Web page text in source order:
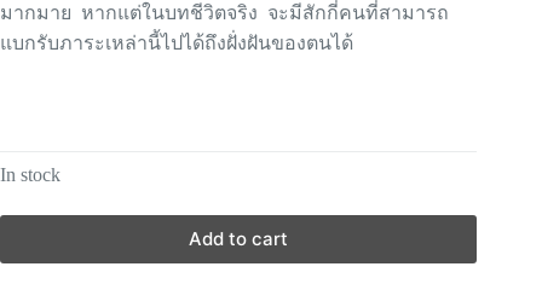
มากมาย หากแต่ในบทชีวิตจริง จะมีสักกี่คนที่สามารถ
แบกรับภาระเหล่านี้ไปได้ถึงฝั่งฝันของตนได้
In stock
Add to cart